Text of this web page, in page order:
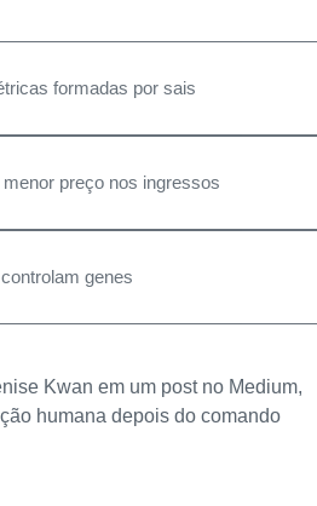
formadas por sais
preço nos ingressos
genes
Kwan em um post no Medium,
humana depois do comando